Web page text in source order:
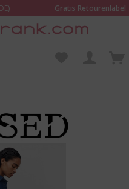
Gratis Retourenlabel
anprobieren und beraten lassen